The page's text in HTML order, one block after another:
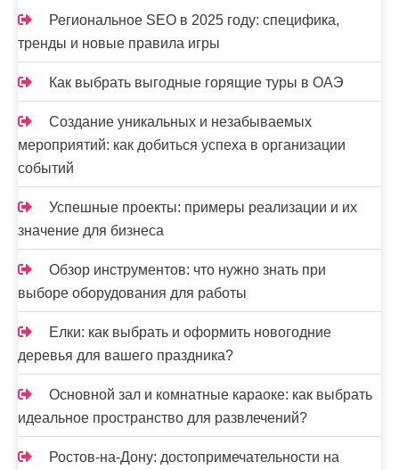
Региональное SEO в 2025 году: специфика,
тренды и новые правила игры
Как выбрать выгодные горящие туры в ОАЭ
Создание уникальных и незабываемых
мероприятий: как добиться успеха в организации
событий
Успешные проекты: примеры реализации и их
значение для бизнеса
Обзор инструментов: что нужно знать при
выборе оборудования для работы
Елки: как выбрать и оформить новогодние
деревья для вашего праздника?
Основной зал и комнатные караоке: как выбрать
идеальное пространство для развлечений?
Ростов-на-Дону: достопримечательности на